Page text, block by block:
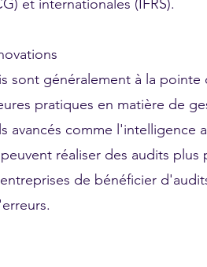
et internationales (IFRS).
sont généralement à la pointe
pratiques en matière de
avancés comme l'intelligence
réaliser des audits plus
de bénéficier